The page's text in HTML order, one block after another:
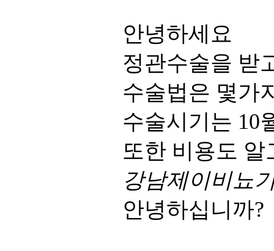
안녕하세요
정관수술을 받
수술법은 몇가
수술시기는 10
또한 비용도 알
강남제이비뇨
안녕하십니까?